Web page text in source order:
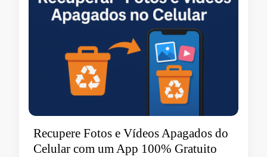
Recupere Fotos e Vídeos Apagados do
Celular com um App 100% Gratuito